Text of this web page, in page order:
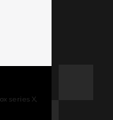
series X,